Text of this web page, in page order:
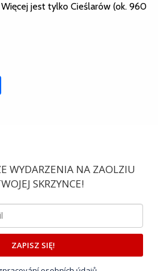
jest tylko Cieślarów (ok. 960
WYDARZENIA NA ZAOLZIU
SKRZYNCE!
ZAPISZ SIĘ!